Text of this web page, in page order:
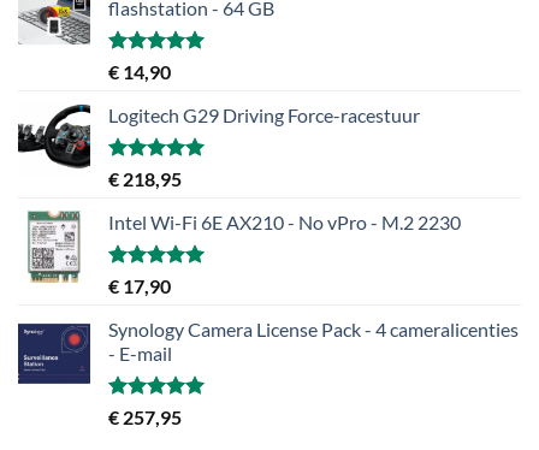
flashstation - 64 GB
Gewaardeerd
uit 5
€ 14,90
Logitech G29 Driving Force-racestuur
Gewaardeerd
uit 5
€ 218,95
Intel Wi-Fi 6E AX210 - No vPro - M.2 2230
Gewaardeerd
uit 5
€ 17,90
Synology Camera License Pack - 4 cameralicenties
- E-mail
Gewaardeerd
uit 5
€ 257,95